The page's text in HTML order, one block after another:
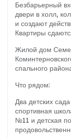
Безбарьерный
двери в холл,
и создают
Квартиры
Жилой дом
спального
Что рядом:
Два детских
спортивная
№11 и детская